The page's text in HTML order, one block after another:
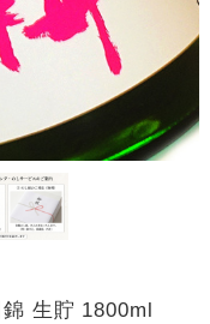
生貯 1800ml